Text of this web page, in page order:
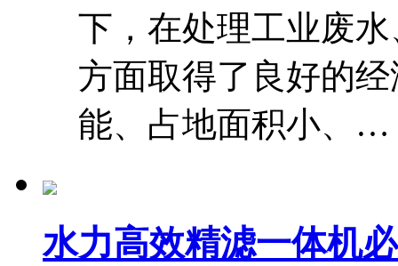
下，在处理工业废
方面取得了良好的
能、占地面积小、…
水力高效精滤一体机